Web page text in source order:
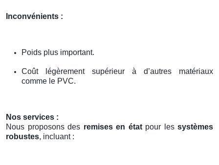
Inconvénients :
Poids plus important.
Coût légèrement supérieur à d’autres matériaux
comme le PVC.
Nos services :
Nous proposons des remises en étatpour les systèmes
robustes, incluant :